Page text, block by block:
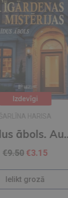
Strīdus ābols. Auroras Tīgārdenas mistērijas